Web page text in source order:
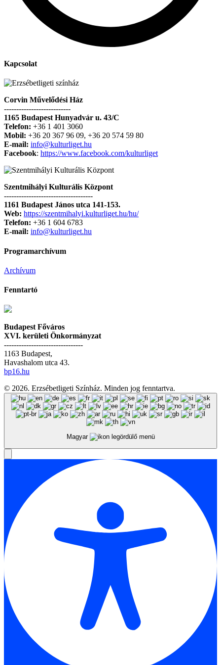
Kapcsolat
Corvin Művelődési Ház
---------------------------
1165 Budapest Hunyadvár u. 43/C
Telefon: +36 1 401 3060
Mobil: +36 20 367 96 09, +36 20 574 59 80
E-mail: info@kulturliget.hu
Facebook: https://www.facebook.com/kulturliget
Szentmihályi Kulturális Központ
------------------------------------
1161 Budapest János utca 141-153.
Web: https://szentmihalyi.kulturliget.hu/hu/
Telefon: +36 1 604 6783
E-mail: info@kulturliget.hu
Programarchívum
Archívum
Fenntartó
Budapest Főváros
XVI. kerületi Önkormányzat
--------------------------------
1163 Budapest,
Havashalom utca 43.
bp16.hu
© 2026. Erzsébetligeti Színház. Minden jog fenntartva.
Magyar